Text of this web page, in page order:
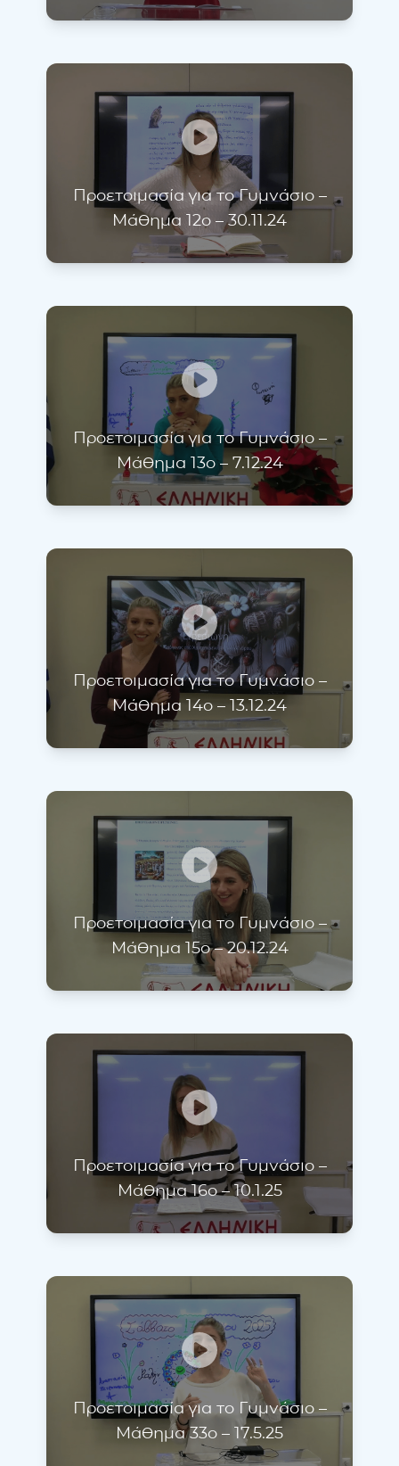
Προετοιμασία για το Γυμνάσιο –
Μάθημα 12ο – 30.11.24
Προετοιμασία για το Γυμνάσιο –
Μάθημα 13ο – 7.12.24
Προετοιμασία για το Γυμνάσιο –
Μάθημα 14ο – 13.12.24
Προετοιμασία για το Γυμνάσιο –
Μάθημα 15ο – 20.12.24
Προετοιμασία για το Γυμνάσιο –
Μάθημα 16ο – 10.1.25
Προετοιμασία για το Γυμνάσιο –
Μάθημα 33ο – 17.5.25